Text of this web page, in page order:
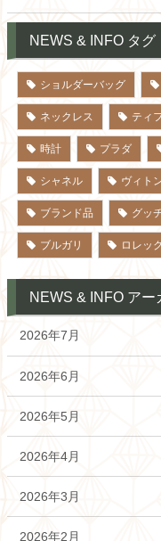
NEWS & INFO タグ
ショルダーバッグ
ネックレス ティ
時計 プラダ
シャネル ヴィト
ブランド品 グッ
ブルガリ ロレッ
NEWS & INFO アー
2026年7月
2026年6月
2026年5月
2026年4月
2026年3月
2026年2月